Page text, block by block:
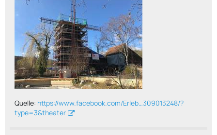
Quelle: https://www.facebook.com/Erleb…309013248/?
type=3&theater